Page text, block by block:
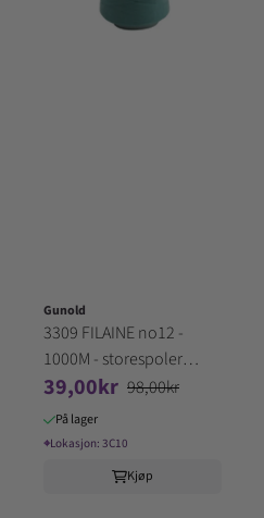
Gunold
3309 FILAINE no12 -
1000M - storespoler
100% Akryl (3C10)
39,00kr 98,00kr
På lager
⌖Lokasjon: 3C10
Kjøp